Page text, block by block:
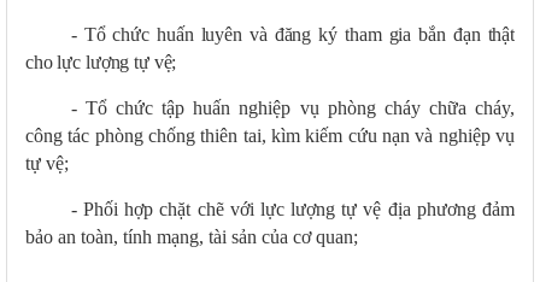
-Tổ chứchuấn luyên và đăng ký tham giabắn đạn thật
cho lực lượng tự vệ;
- Tổ chứctập huấn nghiệp vụ phòng cháy chữa cháy,
công tác phòng chống thiên tai, kìm kiếm cứu nạn và nghiệp vụ
tự vệ;
-Phối hợp chặt chẽ với lực lượng tự vệ địa phương đảm
bảo an toàn, tính mạng, tài sản của cơ quan;